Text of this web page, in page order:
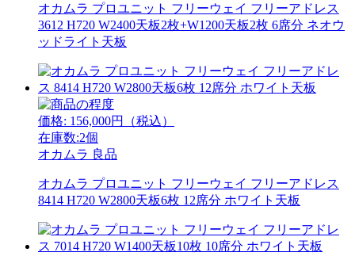
オカムラ プロユニット フリーウェイ フリーアドレス
3612 H720 W2400天板2枚+W1200天板2枚 6席分 ネオウ
ッドライト天板
価格: 156,000円（税込）
在庫数:2個
オカムラ 良品
オカムラ プロユニット フリーウェイ フリーアドレス
8414 H720 W2800天板6枚 12席分 ホワイト天板